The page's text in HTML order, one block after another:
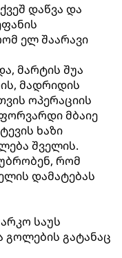
დაწვა და
ელ შაარავი
მარტის შუა
მადრიდის
ოპერაციის
მბაიე
ხაზი
შველის.
რომ
დამატებას
საუს
გოლების გატანაც